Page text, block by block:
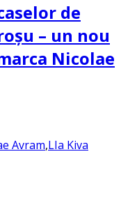
de
– un nou
Nicolae
Avram,LIa Kiva